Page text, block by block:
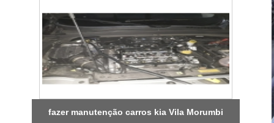
fazer manutenção carros kia Vila Morumbi